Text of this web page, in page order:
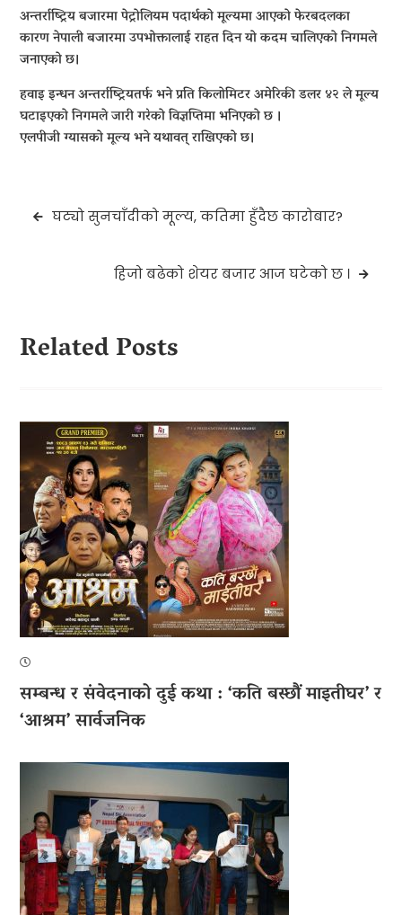
अन्तर्राष्ट्रिय बजारमा पेट्रोलियम पदार्थको मूल्यमा आएको फेरबदलका
कारण नेपाली बजारमा उपभोक्तालाई राहत दिन यो कदम चालिएको निगमले
जनाएको छ।
हवाइ इन्धन अन्तर्राष्ट्रियतर्फ भने प्रति किलोमिटर अमेरिकी डलर ४२ ले मूल्य
घटाइएको निगमले जारी गरेको विज्ञप्तिमा भनिएको छ ।
एलपीजी ग्यासको मूल्य भने यथावत् राखिएको छ।
Post
navigation
घट्यो सुनचाँदीको मूल्य, कतिमा हुँदैछ कारोबार?
हिजो बढेको शेयर बजार आज घटेको छ ।
Related Posts
सम्बन्ध र संवेदनाको दुई कथा : ‘कति बस्छौं माइतीघर’ र
‘आश्रम’ सार्वजनिक